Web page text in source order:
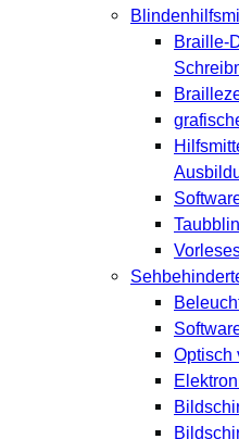
Braille-
Optisch